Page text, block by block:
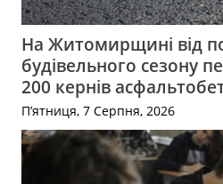
На Житомирщині від
будівельного сезону
200 кернів
П’ятниця, 7 Серпня, 2026